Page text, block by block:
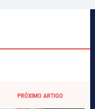
PRÓXIMO ARTIGO